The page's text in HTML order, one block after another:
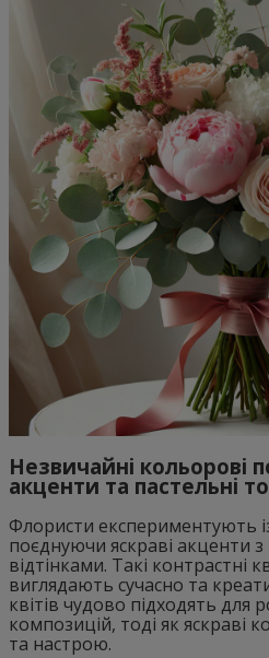
Незвичайні кольорові
акценти та пастельні
Флористи експериментують
поєднуючи яскраві акценти
відтінками. Такі контрастні
виглядають сучасно та
квітів чудово підходять для
композицій, тоді як яскраві
та настрою.